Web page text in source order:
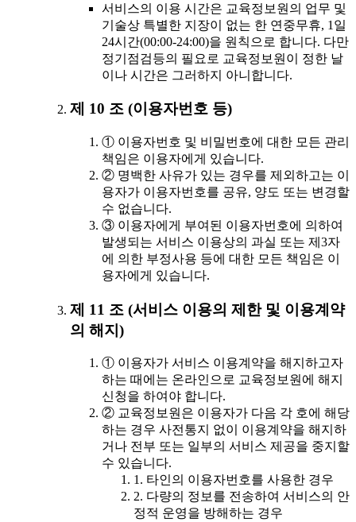
서비스의 이용 시간은 교육정보원의 업무 및
기술상 특별한 지장이 없는 한 연중무휴, 1일
24시간(00:00-24:00)을 원칙으로 합니다. 다만
정기점검등의 필요로 교육정보원이 정한 날
이나 시간은 그러하지 아니합니다.
제 10 조 (이용자번호 등)
① 이용자번호 및 비밀번호에 대한 모든 관리
책임은 이용자에게 있습니다.
② 명백한 사유가 있는 경우를 제외하고는 이
용자가 이용자번호를 공유, 양도 또는 변경할
수 없습니다.
③ 이용자에게 부여된 이용자번호에 의하여
발생되는 서비스 이용상의 과실 또는 제3자
에 의한 부정사용 등에 대한 모든 책임은 이
용자에게 있습니다.
제 11 조 (서비스 이용의 제한 및 이용계약
의 해지)
① 이용자가 서비스 이용계약을 해지하고자
하는 때에는 온라인으로 교육정보원에 해지
신청을 하여야 합니다.
② 교육정보원은 이용자가 다음 각 호에 해당
하는 경우 사전통지 없이 이용계약을 해지하
거나 전부 또는 일부의 서비스 제공을 중지할
수 있습니다.
1. 타인의 이용자번호를 사용한 경우
2. 다량의 정보를 전송하여 서비스의 안
정적 운영을 방해하는 경우